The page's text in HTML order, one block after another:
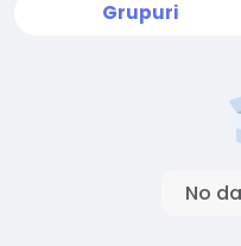
Grupuri
No